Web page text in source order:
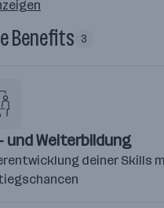
Benefits 3
und Weiterbildung
deiner Skills